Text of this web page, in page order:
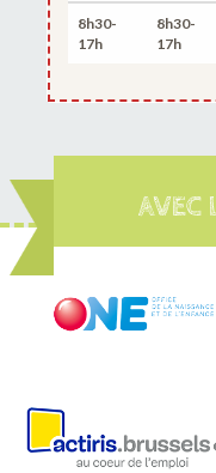
8h30-
17h
8h30-
17h
AVEC